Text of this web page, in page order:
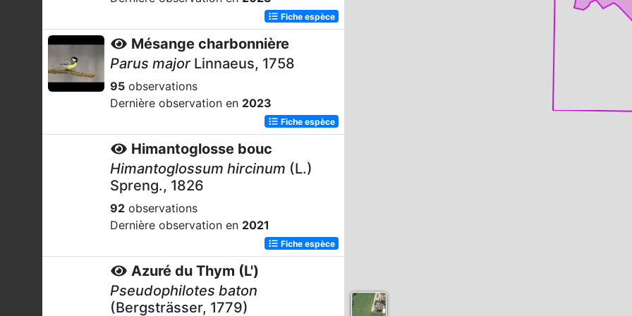
Fiche espèce
Mésange charbonnière
Parus major Linnaeus, 1758
95 observations
Dernière observation en 2023
Fiche espèce
Himantoglosse bouc
Himantoglossum hircinum (L.)
Spreng., 1826
92 observations
Dernière observation en 2021
Fiche espèce
Azuré du Thym (L')
Pseudophilotes baton
(Bergsträsser, 1779)